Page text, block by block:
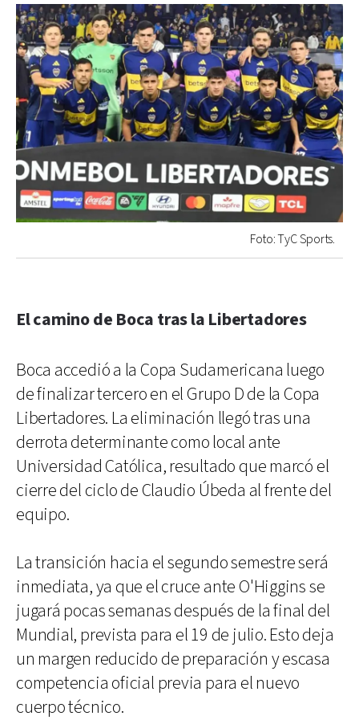
Foto: TyC Sports.
El camino de Boca tras la Libertadores
Boca accedió a la Copa Sudamericana luego
de finalizar tercero en el Grupo D de la Copa
Libertadores. La eliminación llegó tras una
derrota determinante como local ante
Universidad Católica, resultado que marcó el
cierre del ciclo de Claudio Úbeda al frente del
equipo.
La transición hacia el segundo semestre será
inmediata, ya que el cruce ante O'Higgins se
jugará pocas semanas después de la final del
Mundial, prevista para el 19 de julio. Esto deja
un margen reducido de preparación y escasa
competencia oficial previa para el nuevo
cuerpo técnico.